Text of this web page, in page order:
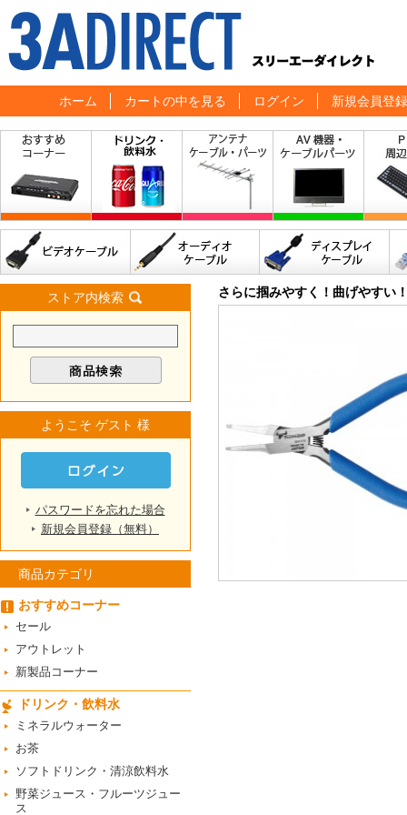
ホーム カートの中を見る ログイン 新規会員登録
ストア内検索
ようこそ ゲスト 様
パスワードを忘れた場合
新規会員登録（無料）
商品カテゴリ
おすすめコーナー
セール
アウトレット
新製品コーナー
ドリンク・飲料水
ミネラルウォーター
お茶
ソフトドリンク・清涼飲料水
野菜ジュース・フルーツジュー
ス
さらに掴みやすく！曲げやす